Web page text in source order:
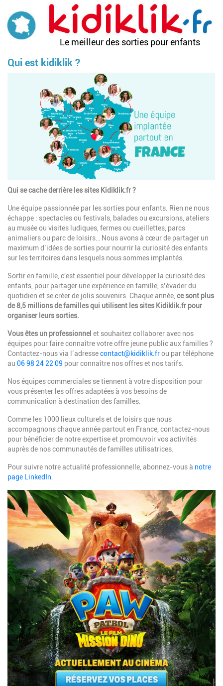
contenu
principal
Le meilleur des sorties pour enfants
Qui est kidiklik ?
Qui se cache derrière les sites Kidiklik.fr ?
Une équipe passionnée par les sorties pour enfants. Rien ne nous
échappe : spectacles ou festivals, balades ou excursions, ateliers
au musée ou visites ludiques, fermes ou cueillettes, parcs
animaliers ou parc de loisirs… Nous avons à cœur de partager un
maximum d’idées de sorties pour nourrir la curiosité des enfants
sur les territoires dans lesquels nous sommes implantés.
Sortir en famille, c'est essentiel pour développer la curiosité des
enfants, pour partager une expérience en famille, s’évader du
quotidien et se créer de jolis souvenirs. Chaque année, ce sont plus
de 8,5 millions de familles qui utilisent les sites Kidiklik.fr pour
organiser leurs sorties.
Vous êtes un professionnel et souhaitez collaborer avec nos
équipes pour faire connaître votre offre jeune public aux familles ?
Contactez-nous via l’adressecontact@kidiklik.frou par téléphone
au 06 98 24 22 09 pour connaître nos offres et nos tarifs.
Nos équipes commerciales se tiennent à votre disposition pour
vous présenter les offres adaptées à vos besoins de
communication à destination des familles.
Comme les 1000 lieux culturels et de loisirs que nous
accompagnons chaque année partout en France, contactez-nous
pour bénéficier de notre expertise et promouvoir vos activités
auprès de nos communautés de familles utilisatrices.
Pour suivre notre actualité professionnelle, abonnez-vous à notre
page LinkedIn.